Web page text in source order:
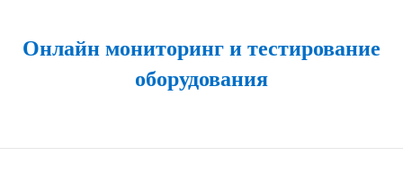
Онлайн мониторинг и тестирование
оборудования